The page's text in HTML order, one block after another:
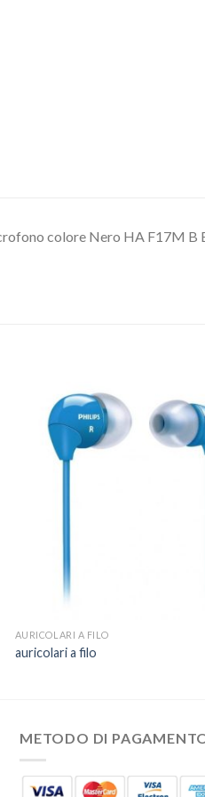
colore Nero HA F17M B
AURICOLARI A FILO
auricolari a filo
METODO DI